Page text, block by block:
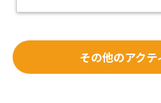
【設備＆アクセス抜群！】
マリーナ併設のお店なので
その他のアク